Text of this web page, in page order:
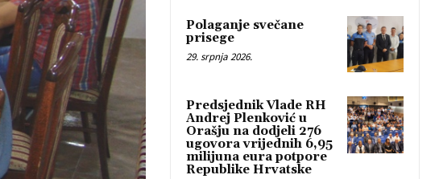
Polaganje svečane
prisege
29. srpnja 2026.
Predsjednik Vlade RH
Andrej Plenković u
Orašju na dodjeli 276
ugovora vrijednih 6,95
milijuna eura potpore
Republike Hrvatske